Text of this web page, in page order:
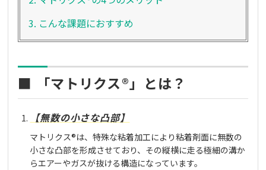
3. こんな課題におすすめ
■ 「マトリクス®」とは？
【無数の小さな凸部】
マトリクス®は、特殊な粘着加工により粘着剤面に無数の
小さな凸部を形成させており、その縦横に走る極細の溝か
らエアーやガスが抜ける構造になっています。